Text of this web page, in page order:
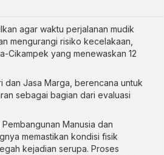
agar waktu perjalanan mudik
mengurangi risiko kecelakaan,
Cikampek yang menewaskan 12
dan Jasa Marga, berencana untuk
sebagai bagian dari evaluasi
Manusia dan
memastikan kondisi fisik
kejadian serupa. Proses